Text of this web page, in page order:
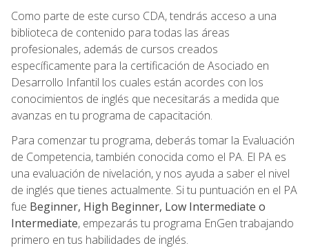
Como parte de este curso CDA, tendrás acceso a una
biblioteca de contenido para todas las áreas
profesionales, además de cursos creados
específicamente para la certificación de Asociado en
Desarrollo Infantil los cuales están acordes con los
conocimientos de inglés que necesitarás a medida que
avanzas en tu programa de capacitación.
Para comenzar tu programa, deberás tomar la Evaluación
de Competencia, también conocida como el PA. El PA es
una evaluación de nivelación, y nos ayuda a saber el nivel
de inglés que tienes actualmente. Si tu puntuación en el PA
fue Beginner, High Beginner, Low Intermediate o
Intermediate, empezarás tu programa EnGen trabajando
primero en tus habilidades de inglés.